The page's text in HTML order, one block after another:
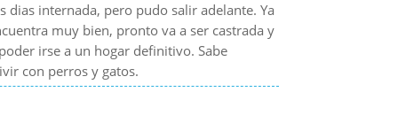
dias internada, pero pudo salir adelante. Ya
muy bien, pronto va a ser castrada y
irse a un hogar definitivo. Sabe
con perros y gatos.